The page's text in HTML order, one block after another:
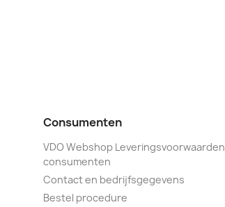
Consumenten
VDO Webshop Leveringsvoorwaarden
consumenten
Contact en bedrijfsgegevens
Bestel procedure